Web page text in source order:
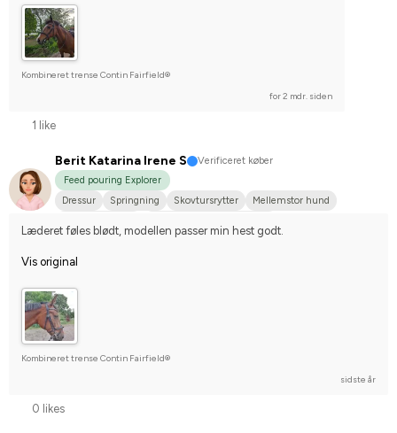
Kombineret trense Contin Fairfield®
for 2 mdr. siden
1 like
Berit Katarina Irene S
Verificeret køber
Feed pouring Explorer
Dressur
Springning Skovtursrytter
Mellemstor hund
Læderet føles blødt, modellen passer min hest godt.
Vis original
Kombineret trense Contin Fairfield®
sidste år
0 likes